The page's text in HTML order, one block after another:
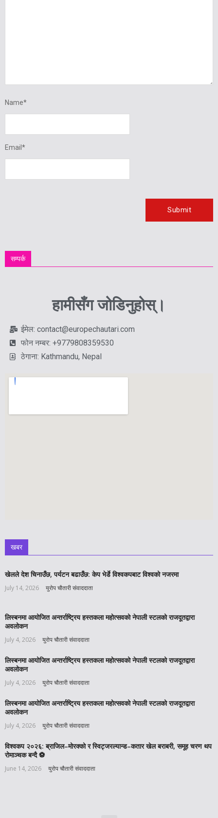
Name*
Email *
सम्पर्क
हामीसँग जोडिनुहोस्।
ईमेल: contact@europechautari.com
फोन नम्बर: +9779808359530
ठेगाना: Kathmandu, Nepal
खबर
खेलले देश चिनाउँछ, पर्यटन बढाउँछ: केप भेर्डे विश्वकपबाट विश्वको नजरमा
July 14, 2026 युरोप चौतारी संवाददाता
लिस्बनमा आयोजित अन्तर्राष्ट्रिय हस्तकला महोत्सवको नेपाली स्टलको राजदूतद्वारा
अवलोकन
July 4, 2026 युरोप चौतारी संवाददाता
लिस्बनमा आयोजित अन्तर्राष्ट्रिय हस्तकला महोत्सवको नेपाली स्टलको राजदूतद्वारा
अवलोकन
July 4, 2026 युरोप चौतारी संवाददाता
लिस्बनमा आयोजित अन्तर्राष्ट्रिय हस्तकला महोत्सवको नेपाली स्टलको राजदूतद्वारा
अवलोकन
July 4, 2026 युरोप चौतारी संवाददाता
विश्वकप २०२६: ब्राजिल–मोरक्को र स्विट्जरल्यान्ड–कतार खेल बराबरी, समूह चरण थप
रोमाञ्चक बन्दै ⚽️
June 14, 2026 युरोप चौतारी संवाददाता